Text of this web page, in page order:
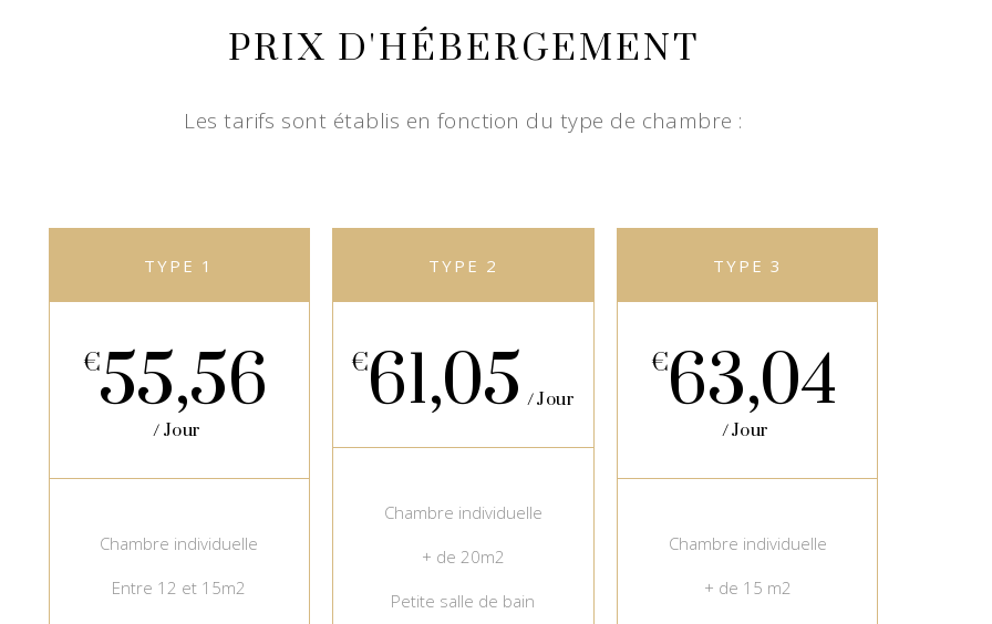
PRIX D'HÉBERGEMENT
Les tarifs sont établis en fonction du type de chambre :
TYPE 1
€55,56
Jour
Chambre individuelle
Entre 12 et 15m2
TYPE 2
€61,05 Jour
Chambre individuelle
+ de 20m2
Petite salle de bain
TYPE 3
€63,04
Jour
Chambre individuelle
+ de 15 m2